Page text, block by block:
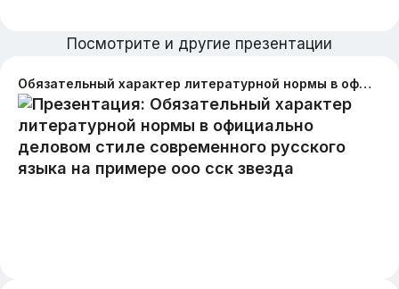
Посмотрите и другие презентации
Обязательный характер литературной нормы в официально деловом стиле современного русского языка на примере ооо сск звезда